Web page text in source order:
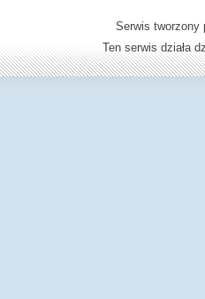
Serwis
Ten serwis działa